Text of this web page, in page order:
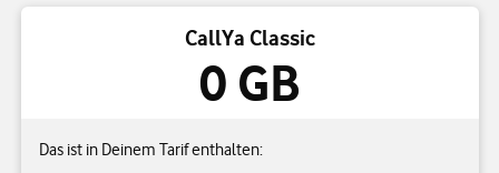
CallYa Classic
0 GB
Das ist in Deinem Tarif enthalten: